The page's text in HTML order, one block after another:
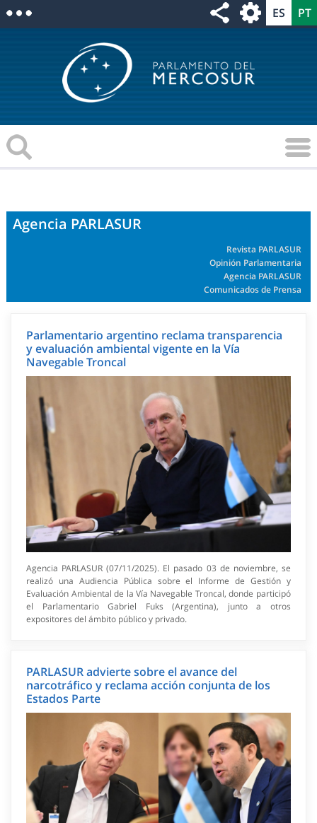
Agencia PARLASUR
Revista PARLASUR
Opinión Parlamentaria
Agencia PARLASUR
Comunicados de Prensa
Parlamentario argentino reclama transparencia
y evaluación ambiental vigente en la Vía
Navegable Troncal
Agencia PARLASUR (07/11/2025). El pasado 03 de noviembre, se
realizó una Audiencia Pública sobre el Informe de Gestión y
Evaluación Ambiental de la Vía Navegable Troncal, donde participó
el Parlamentario Gabriel Fuks (Argentina), junto a otros
expositores del ámbito público y privado.
PARLASUR advierte sobre el avance del
narcotráfico y reclama acción conjunta de los
Estados Parte